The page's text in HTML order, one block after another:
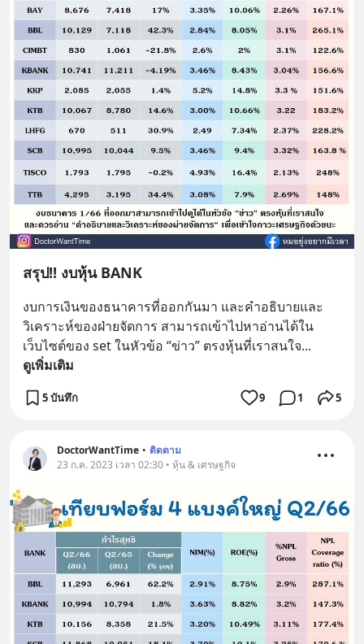
สรุป!! งบหุ้น BANK
งบการเงินของธนาคารที่ออกกันมา และคำอธิบายและ
วิเคราะห์ของฝ่ายจัดการ สามารถเข้าไปหาอ่านได้ใน
เว็บไซต์ของ set ในหัวข้อ “ข่าว” ตรงหุ้นที่เราสนใจ...
ดูเพิ่มเติม
5 บันทึก 9 1 5
DoctorWantTime • ติดตาม
23 ก.ค. 2023 เวลา 02:30 • หุ้น & เศรษฐกิจ